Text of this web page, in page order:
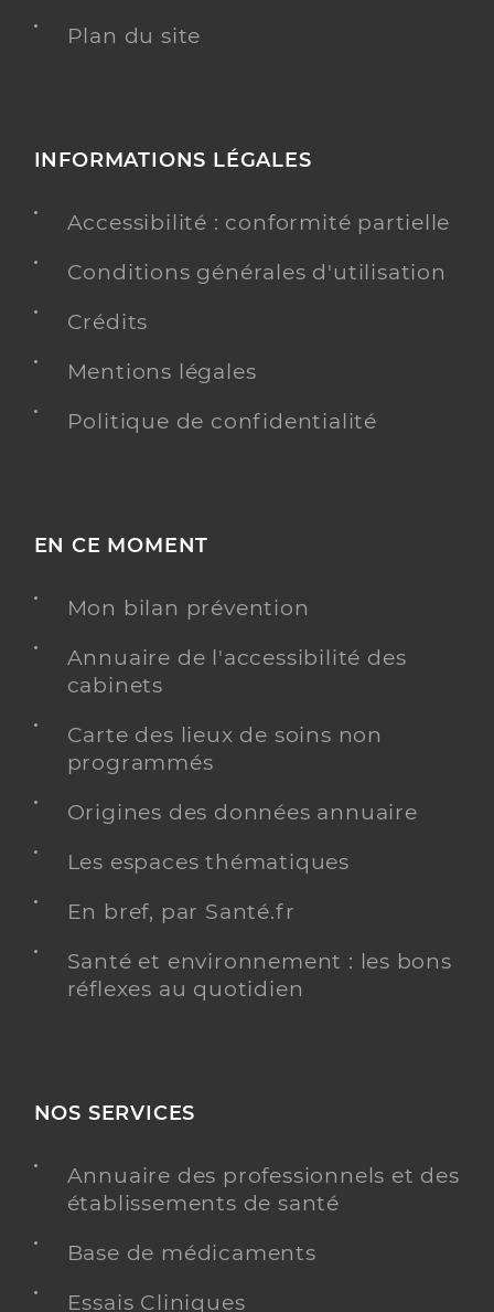
Plan du site
INFORMATIONS LÉGALES
Accessibilité : conformité partielle
Conditions générales d'utilisation
Crédits
Mentions légales
Politique de confidentialité
EN CE MOMENT
Mon bilan prévention
Annuaire de l'accessibilité des
cabinets
Carte des lieux de soins non
programmés
Origines des données annuaire
Les espaces thématiques
En bref, par Santé.fr
Santé et environnement : les bons
réflexes au quotidien
NOS SERVICES
Annuaire des professionnels et des
établissements de santé
Base de médicaments
Essais Cliniques